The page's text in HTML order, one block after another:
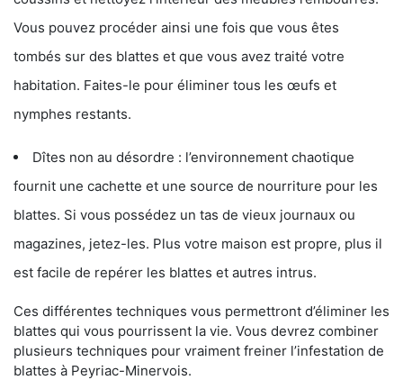
Vous pouvez procéder ainsi une fois que vous êtes
tombés sur des blattes et que vous avez traité votre
habitation. Faites-le pour éliminer tous les œufs et
nymphes restants.
Dîtes non au désordre : l’environnement chaotique
fournit une cachette et une source de nourriture pour les
blattes. Si vous possédez un tas de vieux journaux ou
magazines, jetez-les. Plus votre maison est propre, plus il
est facile de repérer les blattes et autres intrus.
Ces différentes techniques vous permettront d’éliminer les
blattes qui vous pourrissent la vie. Vous devrez combiner
plusieurs techniques pour vraiment freiner l’infestation de
blattes à Peyriac-Minervois.